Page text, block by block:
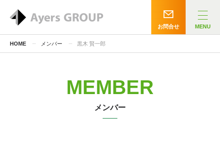
お問合せ MENU
HOME メンバー 黒木 賢一郎
MEMBER
メンバー